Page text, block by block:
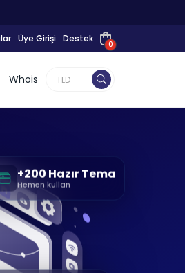
Üye Girişi Destek
0
Whois
+200 Hazır Tema
Hemen kullan